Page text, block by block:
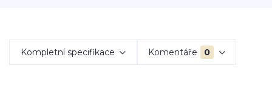
Kompletní specifikace Komentáře 0